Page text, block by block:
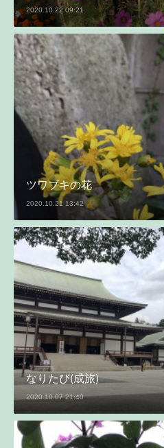
2020.10.22 09:21
ツワブキの花
2020.10.21 13:42
なりたび(成旅)
2020.10.07 21:40